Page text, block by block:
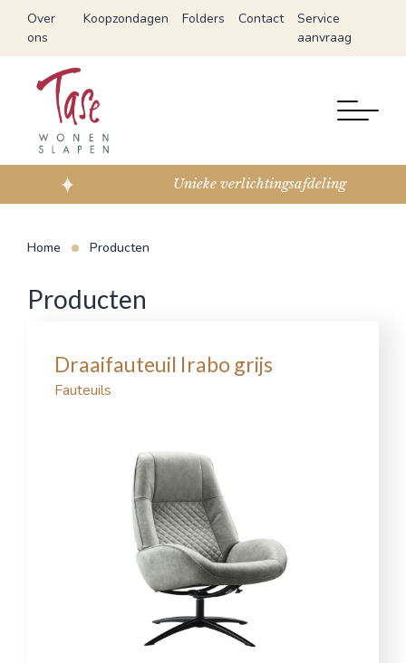
Over
ons
Koopzondagen Folders Contact
Service
aanvraag
Unieke verlichtingsafdeling
Home Producten
Producten
Draaifauteuil Irabo grijs
Fauteuils